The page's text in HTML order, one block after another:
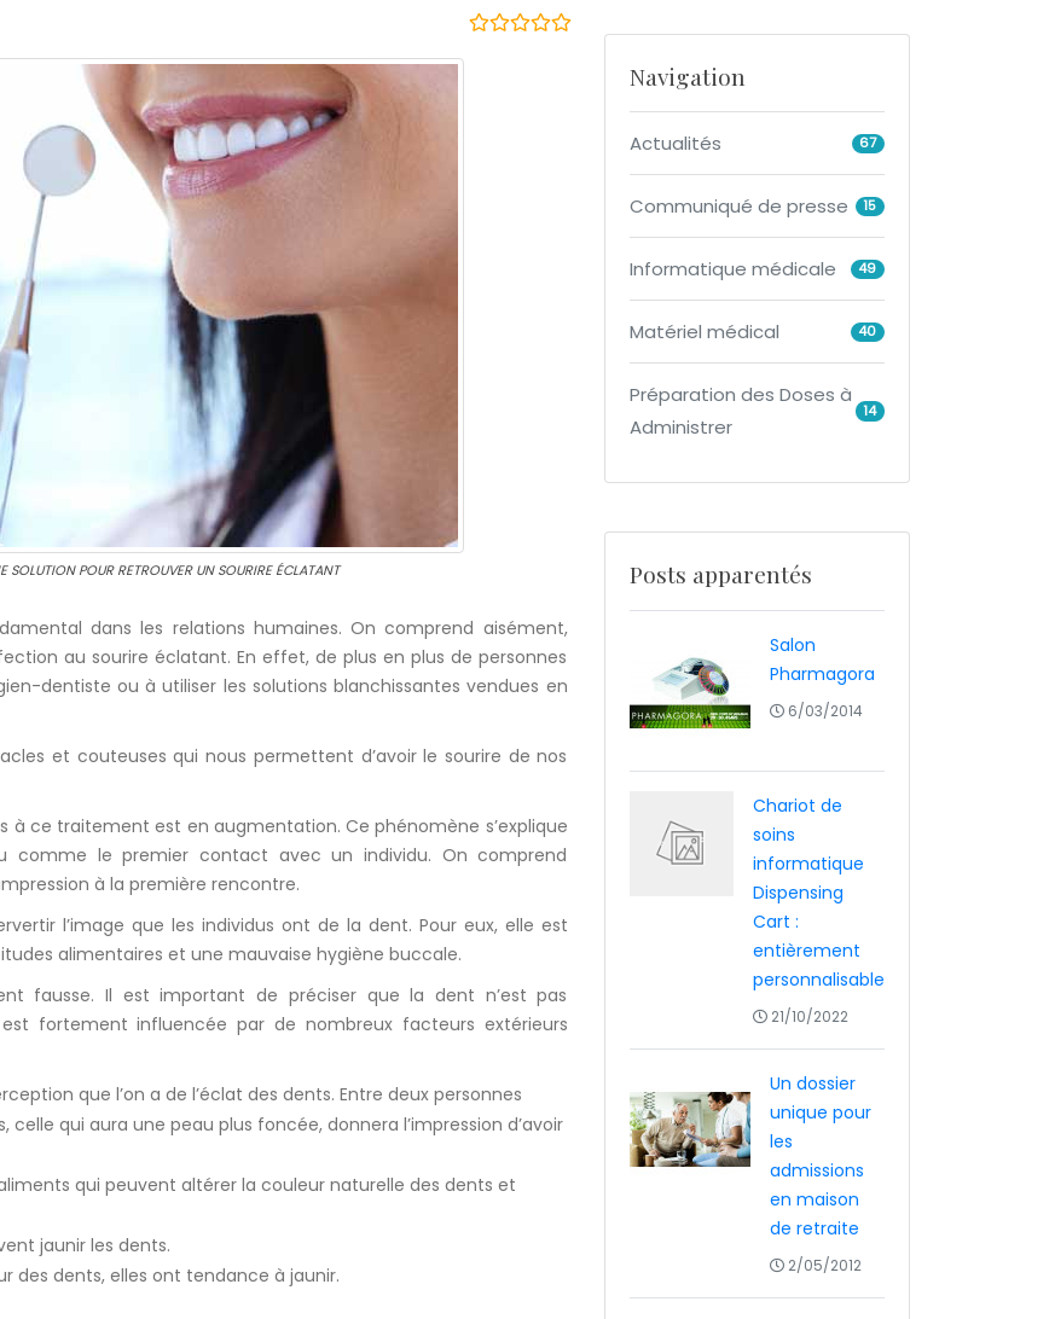
SOLUTION POUR RETROUVER UN SOURIRE ÉCLATANT
dans les relations humaines. On comprend aisément,
au sourire éclatant. En effet, de plus en plus de personnes
dentiste ou à utiliser les solutions blanchissantes vendues en
et couteuses qui nous permettent d’avoir le sourire de nos
à ce traitement est en augmentation. Ce phénomène s’explique
comme le premier contact avec un individu. On comprend
à la première rencontre.
l’image que les individus ont de la dent. Pour eux, elle est
alimentaires et une mauvaise hygiène buccale.
fausse. Il est important de préciser que la dent n’est pas
fortement influencée par de nombreux facteurs extérieurs
que l’on a de l’éclat des dents. Entre deux personnes
qui aura une peau plus foncée, donnera l’impression d’avoir
qui peuvent altérer la couleur naturelle des dents et
jaunir les dents.
des dents, elles ont tendance à jaunir.
Navigation
Actualités 67
Communiqué de presse 15
Informatique médicale 49
Matériel médical 40
Préparation des Doses à
Administrer
14
Posts apparentés
Salon
Pharmagora
6/03/2014
Chariot de
soins
informatique
Dispensing
Cart :
entièrement
personnalisable
21/10/2022
Un dossier
unique pour
les
admissions
en maison
de retraite
2/05/2012